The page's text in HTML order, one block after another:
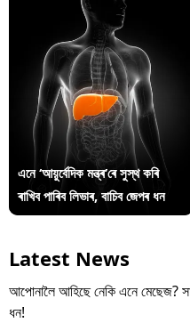
এনে ‘আয়ুৰ্বেদিক মন্ত্ৰ’ৰে সুস্থ কৰি
ৰাখিব পাৰিব লিভাৰ, বাচিব জেপৰ ধন
Latest News
আপোনালৈ আহিছে নেকি এনে মেছেজ?
ধন!